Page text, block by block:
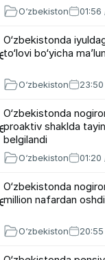
O‘zbekiston 01:56
O‘zbekistonda
to‘lovi bo‘yicha
O‘zbekiston
O‘zbekistonda
proaktiv shaklda
belgilandi
O‘zbekiston 01:20
O‘zbekistonda
million nafardan
O‘zbekiston